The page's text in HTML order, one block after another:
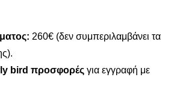
260€ (δεν συμπεριλαμβάνει τα
bird προσφορές για εγγραφή με